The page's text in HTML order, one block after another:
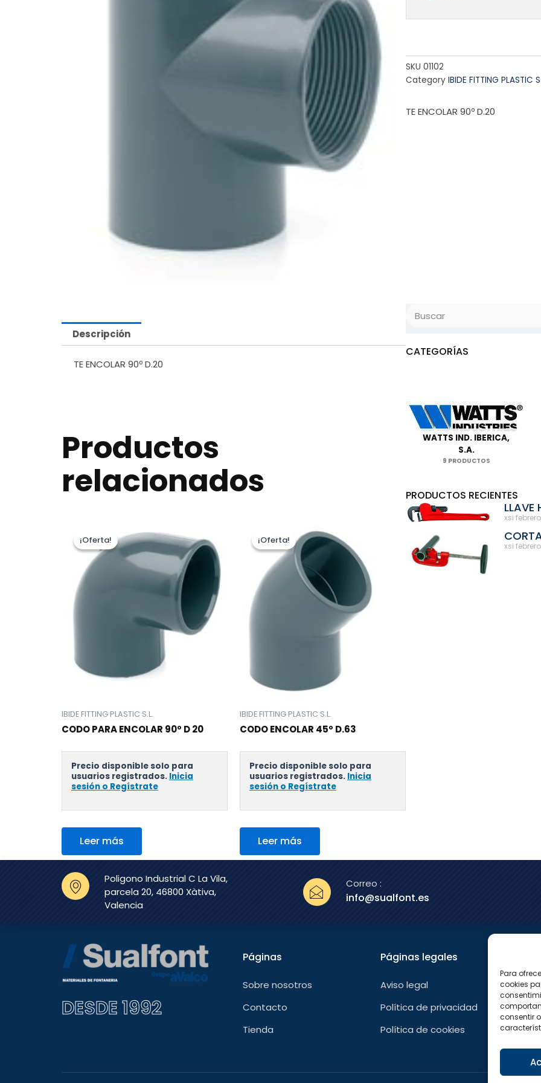
Para
cookies
consentir
SKU 01102
Category IBIDE FITTING PLASTIC
TE ENCOLAR 90º D.20
Descripción
TE ENCOLAR 90º D.20
Productos
relacionados
¡Oferta!
¡Oferta!
IBIDE FITTING PLASTIC S.L.
CODO PARA ENCOLAR 90º D 20
Precio disponible solo para
usuarios registrados. Inicia
sesión o Regístrate
Leer más
¡Oferta!
¡Oferta!
IBIDE FITTING PLASTIC S.L.
CODO ENCOLAR 45º D.63
Precio disponible solo para
usuarios registrados. Inicia
sesión o Regístrate
Leer más
CATEGORÍAS
WATTS IND. IBERICA,
S.A.
9 PRODUCTOS
PRODUCTOS RECIENTES
LLAVE
xsi
xsi
Poligono Industrial C La Vila,
parcela 20, 46800 Xàtiva,
Valencia
Correo :
info@sualfont.es
DESDE 1992
Páginas
Sobre nosotros
Contacto
Tienda
Páginas legales
Aviso legal
Política de privacidad
Política de cookies
F
a
c
e
b
o
o
-